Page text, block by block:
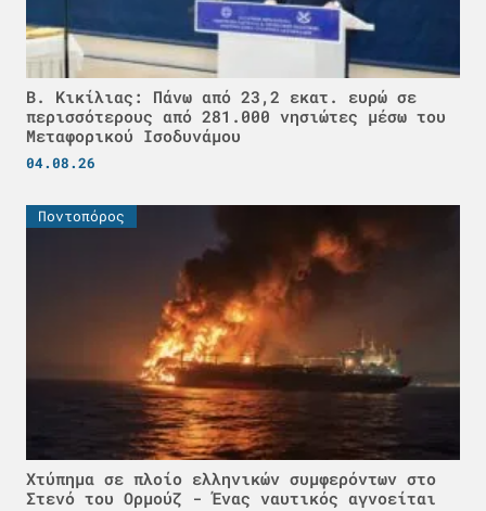
Β. Κικίλιας: Πάνω από 23,2 εκατ. ευρώ σε
περισσότερους από 281.000 νησιώτες μέσω του
Μεταφορικού Ισοδυνάμου
04.08.26
Ποντοπόρος
Χτύπημα σε πλοίο ελληνικών συμφερόντων στο
Στενό του Ορμούζ - Ένας ναυτικός αγνοείται